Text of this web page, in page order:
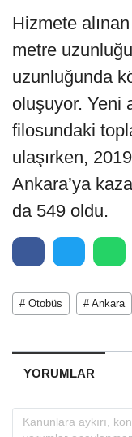
Hizmete
metre
uzunluğunda
oluşuyor. Yeni
filosundaki
ulaşırken,
Ankara’ya
da 549 oldu.
# Otobüs # Ankara
YORUMLAR